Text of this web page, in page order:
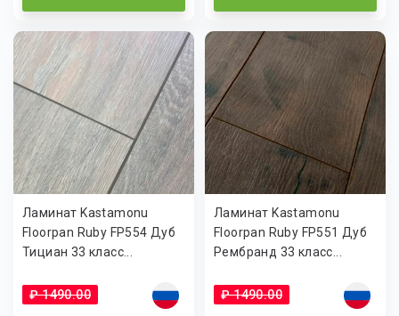
Ламинат Kastamonu
Floorpan Ruby FP554 Дуб
Тициан 33 класс...
₽ 1490.00
Ламинат Kastamonu
Floorpan Ruby FP551 Дуб
Рембранд 33 класс...
₽ 1490.00